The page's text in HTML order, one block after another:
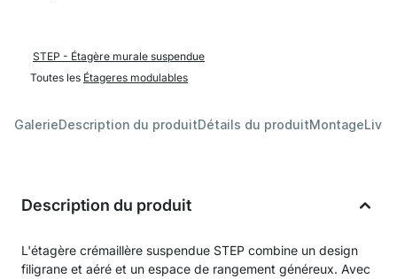
STEP - Étagère murale suspendue
Toutes les Étageres modulables
GalerieDescription du produitDétails du produitMontage
Description du produit
L'étagère crémaillère suspendue STEP combine un design
filigrane et aéré et un espace de rangement généreux. Avec